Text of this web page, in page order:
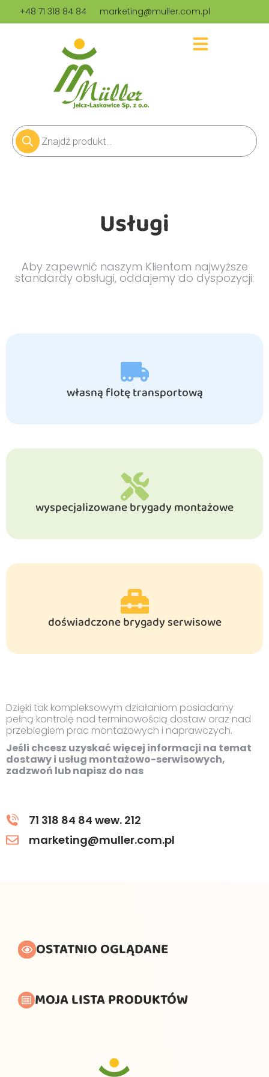
+48 71 318 84 84 marketing@muller.com.pl
Usługi
Aby zapewnić naszym Klientom najwyższe
standardy obsługi, oddajemy do dyspozycji:
własną flotę transportową
wyspecjalizowane brygady montażowe
doświadczone brygady serwisowe
Dzięki tak kompleksowym działaniom posiadamy
pełną kontrolę nad terminowością dostaw oraz nad
przebiegiem prac montażowych i naprawczych.
Jeśli chcesz uzyskać więcej informacji na temat
dostawy i usług montażowo-serwisowych,
zadzwoń lub napisz do nas
71 318 84 84 wew. 212
marketing@muller.com.pl
OSTATNIO OGLĄDANE
MOJA LISTA PRODUKTÓW